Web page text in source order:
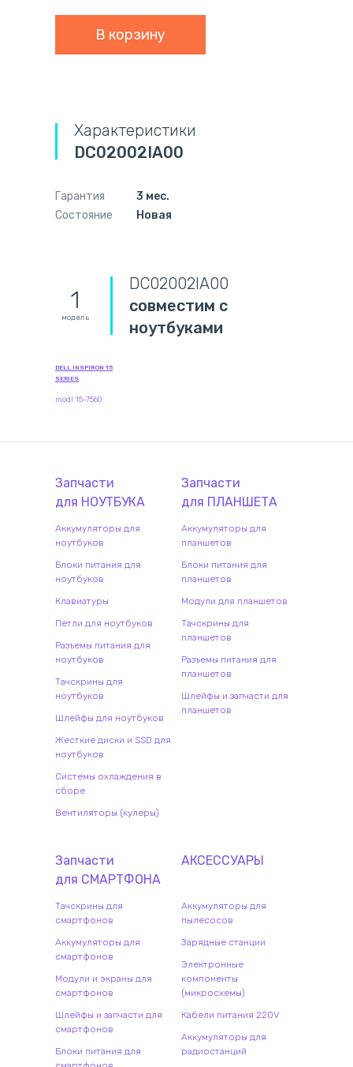
Характеристики
DC02002IA00
Гарантия
3 мес.
Состояние
Новая
1
модель
DC02002IA00
совместим с
ноутбуками
DELL INSPIRON 15
SERIES
modl 15-7560
Запчасти
для НОУТБУКА
Аккумуляторы для
ноутбуков
Блоки питания для
ноутбуков
Клавиатуры
Петли для ноутбуков
Разъемы питания для
ноутбуков
Тачскрины для
ноутбуков
Шлейфы для ноутбуков
Жесткие диски и SSD для
ноутбуков
Системы охлаждения в
сборе
Вентиляторы (кулеры)
Запчасти
для ПЛАНШЕТА
Аккумуляторы для
планшетов
Блоки питания для
планшетов
Модули для планшетов
Тачскрины для
планшетов
Разъемы питания для
планшетов
Шлейфы и запчасти для
планшетов
Запчасти
для СМАРТФОНА
Тачскрины для
смартфонов
Аккумуляторы для
смартфонов
Модули и экраны для
смартфонов
Шлейфы и запчасти для
смартфонов
Блоки питания для
АКСЕССУАРЫ
Аккумуляторы для
пылесосов
Зарядные станции
Электронные
компоненты
(микросхемы)
Кабели питания 220V
Аккумуляторы для
радиостанций